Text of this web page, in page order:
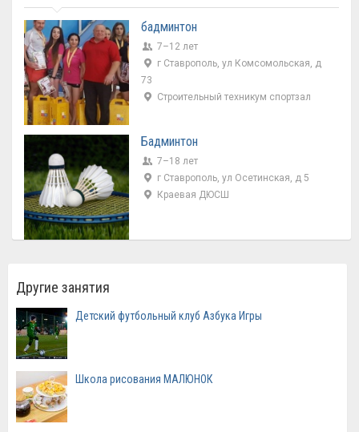
бадминтон
7–12 лет
г Ставрополь, ул Комсомольская, д
73
Строительный техникум спортзал
Бадминтон
7–18 лет
г Ставрополь, ул Осетинская, д 5
Краевая ДЮСШ
Другие занятия
Детский футбольный клуб Азбука Игры
Школа рисования МАЛЮНОК